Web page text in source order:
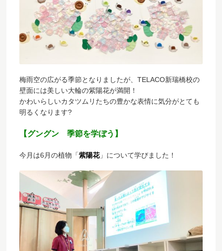
梅雨空の広がる季節となりましたが、TELACO新瑞橋校の
壁面には美しい大輪の紫陽花が満開！
かわいらしいカタツムリたちの豊かな表情に気分がとても
明るくなります?
【グングン 季節を学ぼう】
今月は6月の植物「紫陽花」について学びました！